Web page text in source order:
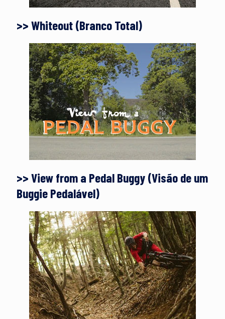
>> Whiteout (Branco Total)
>> View from a Pedal Buggy (Visão de um
Buggie Pedalável)